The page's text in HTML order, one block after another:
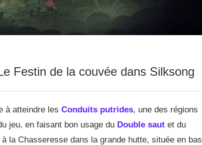
Festin de la couvée dans Silksong
à atteindre les Conduits putrides, une des régions
jeu, en faisant bon usage du Double saut et du
la Chasseresse dans la grande hutte, située en bas